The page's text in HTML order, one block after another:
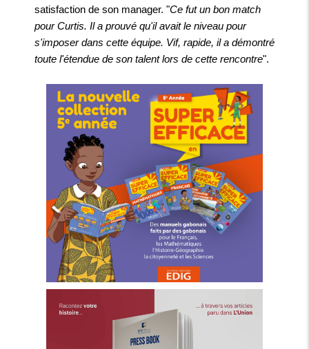
satisfaction de son manager. "Ce fut un bon match
pour Curtis. Il a prouvé qu'il avait le niveau pour
s'imposer dans cette équipe. Vif, rapide, il a démontré
toute l'étendue de son talent lors de cette rencontre".